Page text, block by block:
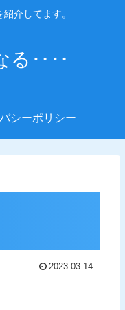
介してます。
る‥‥
シーポリシー
2023.03.14